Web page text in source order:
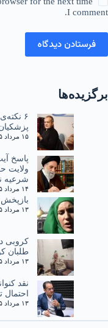
I comment.
فرستادن دیدگاه
برگزیده‌ها
۱۵ مرداد ۱۴۰۵
پاسخ
ولایت
شرعیه
۱۴ مرداد ۱۴۰۵
۱۳ مرداد ۱۴۰۵
کروبی
طلبان
۱۳ مرداد ۱۴۰۵
نقد
احتمال
۱۳ مرداد ۱۴۰۵